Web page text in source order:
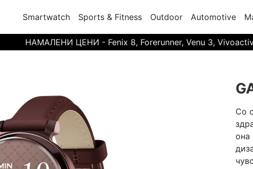
Smartwatch Sports & Fitness Outdoor Automotive
НАМАЛЕНИ ЦЕНИ - Fenix 8, Forerunner, Venu 3,
Со
она